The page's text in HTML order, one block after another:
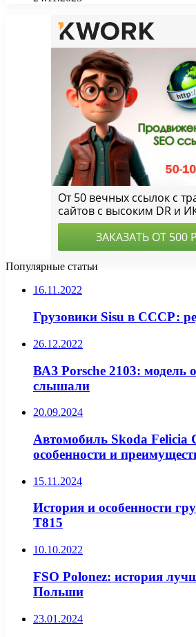
Популярные статьи
16.11.2022
Грузовики Sisu в СССР:
26.12.2022
ВАЗ Porsche 2103: модель
слышали
20.09.2024
Автомобиль Skoda Felicia
особенности и
15.11.2024
История и особенности
T815
10.10.2022
FSO Polonez: история
Польши
23.01.2024